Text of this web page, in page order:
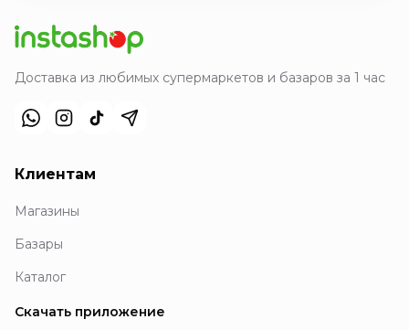
Доставка из любимых супермаркетов и базаров за 1 час
Клиентам
Магазины
Базары
Каталог
Скачать приложение